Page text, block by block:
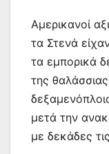
Αμερικανοί
τα Στενά
τα εμπορικά
της
μετά την
με δεκάδες